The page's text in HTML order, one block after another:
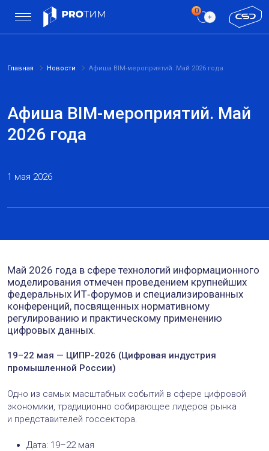
Главная Новости Афиша BIM-мероприятий. Май 2026 года
Афиша BIM-мероприятий. Май
2026 года
1 мая 2026
Май 2026 года в сфере технологий информационного
моделирования отмечен проведением крупнейших
федеральных ИТ‑форумов и специализированных
конференций, посвященных нормативному
регулированию и практическому применению
цифровых данных.
19–22 мая — ЦИПР-2026 (Цифровая индустрия
промышленной России)
Одно из самых масштабных событий в сфере цифровой
экономики, традиционно собирающее лидеров рынка
и представителей госсектора.
Дата: 19–22 мая